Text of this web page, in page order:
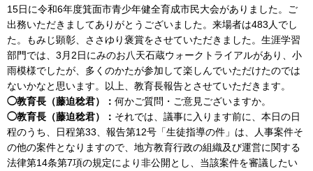
15日に令和6年度箕面市青少年健全育成市民大会がありました。ご
出務いただきましてありがとうございました。来場者は483人でし
た。もみじ顕彰、ささゆり褒賞をさせていただきました。生涯学習
部門では、3月2日にみのお八天石蔵ウォークトライアルがあり、小
雨模様でしたが、多くのかたが参加して楽しんでいただけたのでは
ないかなと思います。以上、教育長報告とさせていただきます。
◯教育長（藤迫稔君）： 何かご質問・ご意見ございますか。
◯教育長（藤迫稔君）： それでは、議事に入ります前に、本日の日
程のうち、日程第33、報告第12号「生徒指導の件」は、人事案件そ
の他の案件となりますので、地方教育行政の組織及び運営に関する
法律第14条第7項の規定により非公開とし、当該案件を審議したい